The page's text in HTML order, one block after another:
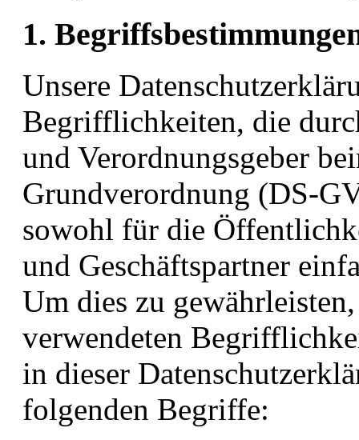
1.
Unsere
Begrifflichkeiten, die
und Verordnungsgeber
Grundverordnung (DS-
sowohl für die
und Geschäftspartner
Um dies zu
verwendeten
in dieser
folgenden Begriffe: